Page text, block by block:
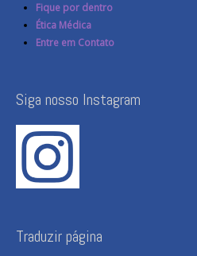
Fique por dentro
Ética Médica
Entre em Contato
Siga nosso Instagram
Traduzir página